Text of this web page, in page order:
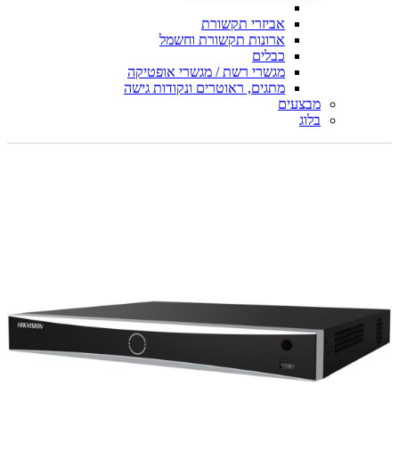
אביזרי תקשורת
ארונות תקשורת וחשמל
כבלים
מגשרי רשת / מגשרי אופטיקה
מתגים, ראוטרים ונקודות גישה
מבצעים
בלוג